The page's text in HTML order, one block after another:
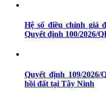
Hệ số điều chỉnh giá
Quyết định 100/2026/
Quyết định 109/
hồi đất tại Tây Ninh